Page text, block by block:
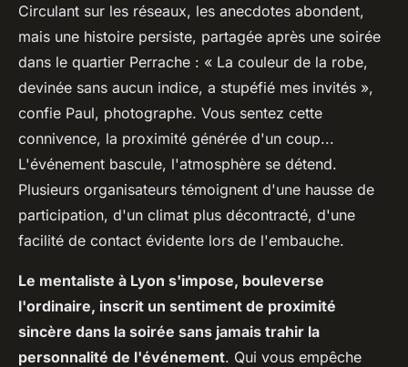
Circulant sur les réseaux, les anecdotes abondent,
mais une histoire persiste, partagée après une soirée
dans le quartier Perrache : « La couleur de la robe,
devinée sans aucun indice, a stupéfié mes invités »,
confie Paul, photographe. Vous sentez cette
connivence, la proximité générée d'un coup...
L'événement bascule, l'atmosphère se détend.
Plusieurs organisateurs témoignent d'une hausse de
participation, d'un climat plus décontracté, d'une
facilité de contact évidente lors de l'embauche.
Le mentaliste à Lyon s'impose, bouleverse
l'ordinaire, inscrit un sentiment de proximité
sincère dans la soirée sans jamais trahir la
personnalité de l'événement. Qui vous empêche